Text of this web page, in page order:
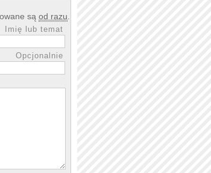
termin
szczerze
ceny.
są od razu
Imię lub temat
Opcjonalnie